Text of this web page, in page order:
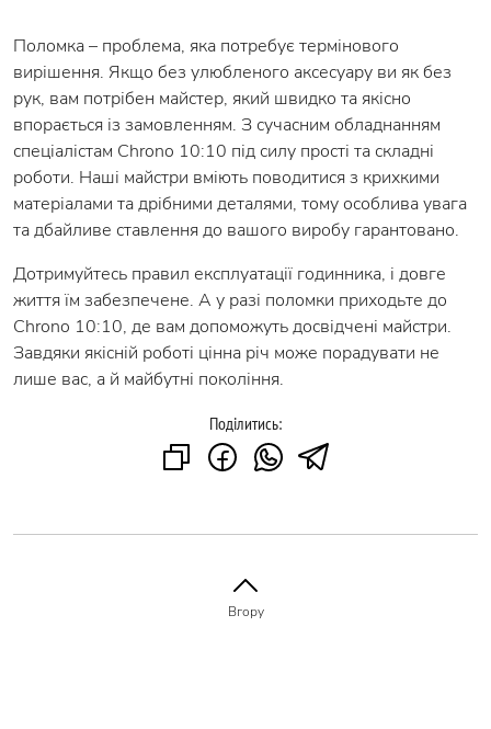
Поломка – проблема, яка потребує термінового
вирішення. Якщо без улюбленого аксесуару ви як без
рук, вам потрібен майстер, який швидко та якісно
впорається із замовленням. З сучасним обладнанням
спеціалістам Chrono 10:10 під силу прості та складні
роботи. Наші майстри вміють поводитися з крихкими
матеріалами та дрібними деталями, тому особлива увага
та дбайливе ставлення до вашого виробу гарантовано.
Дотримуйтесь правил експлуатації годинника, і довге
життя їм забезпечене. А у разі поломки приходьте до
Chrono 10:10, де вам допоможуть досвідчені майстри.
Завдяки якісній роботі цінна річ може порадувати не
лише вас, а й майбутні покоління.
Поділитись:
Вгору